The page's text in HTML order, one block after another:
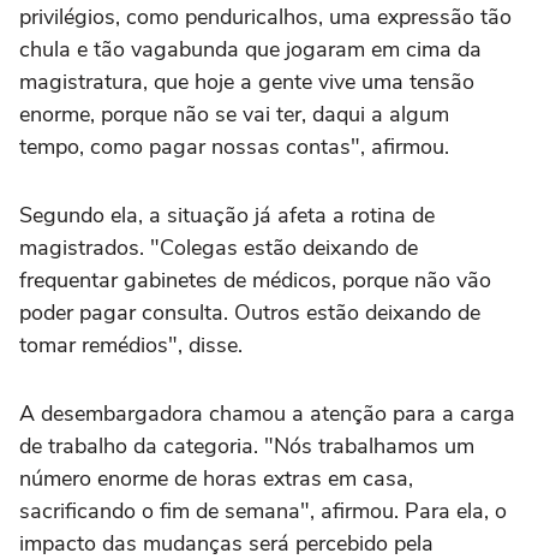
privilégios, como penduricalhos, uma expressão tão
chula e tão vagabunda que jogaram em cima da
magistratura, que hoje a gente vive uma tensão
enorme, porque não se vai ter, daqui a algum
tempo, como pagar nossas contas", afirmou.
Segundo ela, a situação já afeta a rotina de
magistrados. "Colegas estão deixando de
frequentar gabinetes de médicos, porque não vão
poder pagar consulta. Outros estão deixando de
tomar remédios", disse.
A desembargadora chamou a atenção para a carga
de trabalho da categoria. "Nós trabalhamos um
número enorme de horas extras em casa,
sacrificando o fim de semana", afirmou. Para ela, o
impacto das mudanças será percebido pela